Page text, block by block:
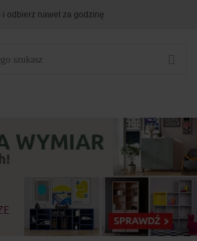
przy zapisie na Newsletter.
i odbierz nawet za godzinę